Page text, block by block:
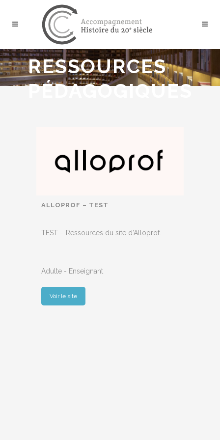
RESSOURCES
PÉDAGOGIQUES
ALLOPROF – TEST
TEST – Ressources du site d’Alloprof.
Adulte - Enseignant
Voir le site